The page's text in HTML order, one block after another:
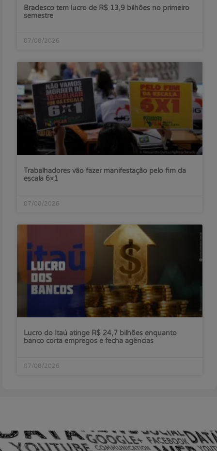
Bradesco tem lucro de R$ 13,9 bilhões no primeiro
semestre
07/08/2026
Trabalhadores vão fazer manifestação pelo fim da
escala 6×1
07/08/2026
Lucro do Itaú atinge R$ 24,7 bilhões enquanto
banco corta empregos e fecha agências
07/08/2026